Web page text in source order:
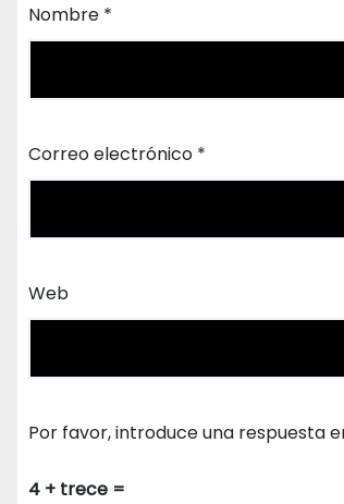
Nombre *
Correo electrónico *
Web
Por favor, introduce una respuesta
4 + trece =